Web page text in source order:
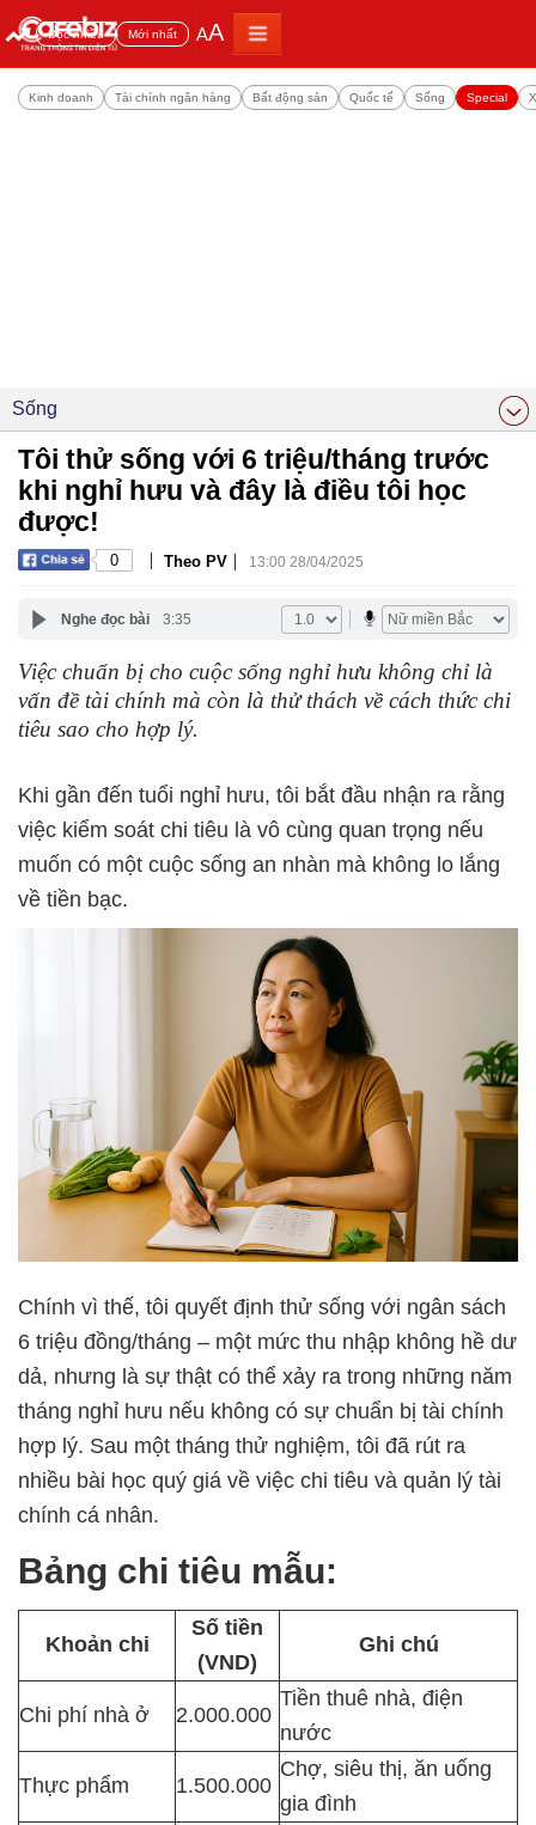
Đọc nhiều Mới nhất AA
Kinh doanh Tài chính ngân hàng Bất động sản Quốc tế Sống Special
Sống
Tôi thử sống với 6 triệu/tháng trước
khi nghỉ hưu và đây là điều tôi học
được!
0 | Theo PV | 13:00 28/04/2025
Nghe đọc bài 3:35
Việc chuẩn bị cho cuộc sống nghỉ hưu không chỉ là
vấn đề tài chính mà còn là thử thách về cách thức chi
tiêu sao cho hợp lý.
Khi gần đến tuổi nghỉ hưu, tôi bắt đầu nhận ra rằng
việc kiểm soát chi tiêu là vô cùng quan trọng nếu
muốn có một cuộc sống an nhàn mà không lo lắng
về tiền bạc.
Chính vì thế, tôi quyết định thử sống với ngân sách
6 triệu đồng/tháng – một mức thu nhập không hề dư
dả, nhưng là sự thật có thể xảy ra trong những năm
tháng nghỉ hưu nếu không có sự chuẩn bị tài chính
hợp lý. Sau một tháng thử nghiệm, tôi đã rút ra
nhiều bài học quý giá về việc chi tiêu và quản lý tài
chính cá nhân.
Bảng chi tiêu mẫu:
Khoản chi
Số tiền
(VND)
Ghi chú
Chi phí nhà ở 2.000.000
Tiền thuê nhà, điện
nước
Thực phẩm 1.500.000
Chợ, siêu thị, ăn uống
gia đình